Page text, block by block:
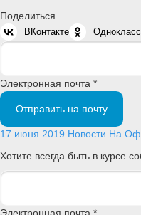
Поделиться
ВКонтакте
Электронная почта *
Отправить на почту
17 июня 2019 Новости На
Хотите всегда быть в курсе